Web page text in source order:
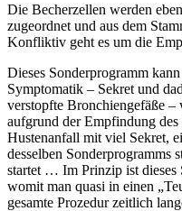
Die Becherzellen werden
zugeordnet und aus dem
Konfliktiv geht es um die
Dieses Sonderprogramm
Symptomatik – Sekret und
verstopfte Bronchiengefäße –
aufgrund der Empfindung
Hustenanfall mit viel Sekret,
desselben Sonderprogramms
startet … Im Prinzip ist dieses
womit man quasi in einen
gesamte Prozedur zeitlich